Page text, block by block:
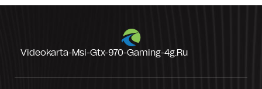
Videokarta-Msi-Gtx-970-Gaming-4g.ru